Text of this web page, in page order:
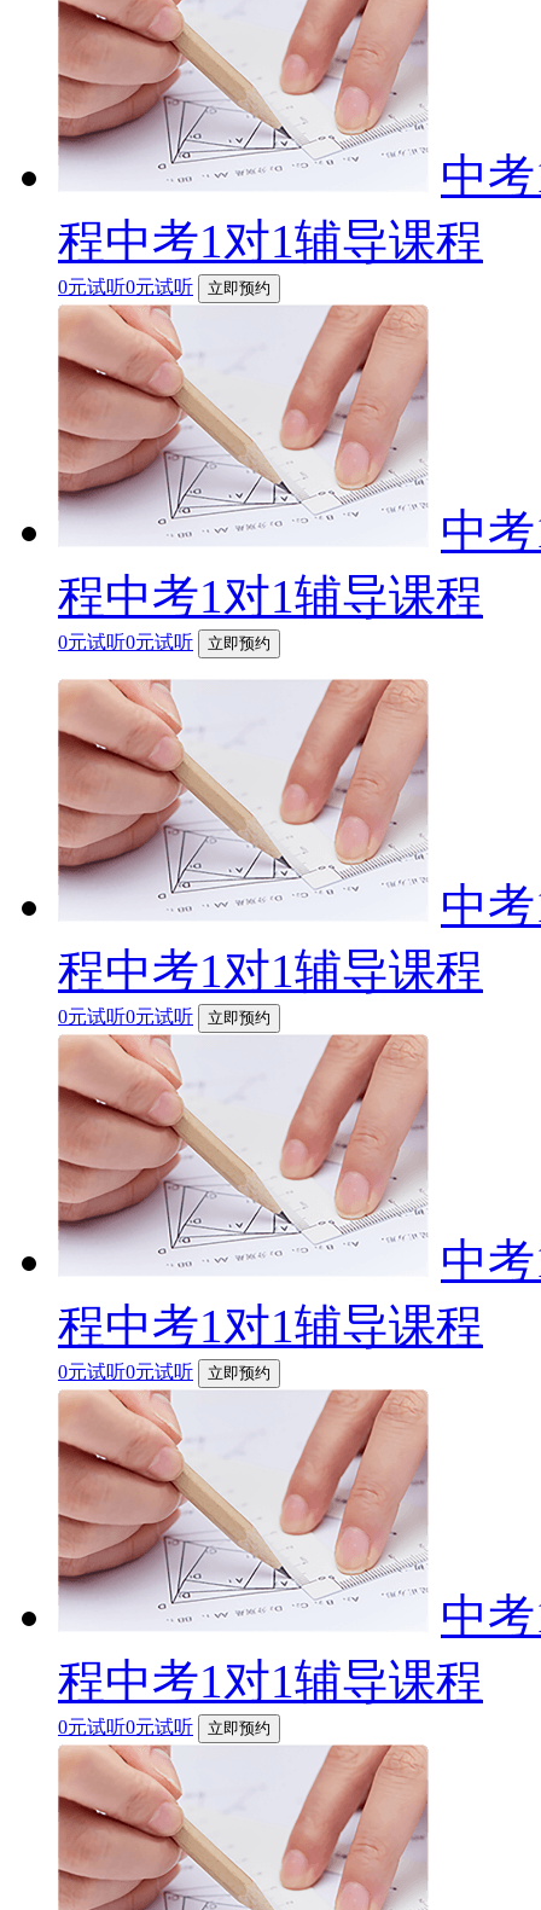
中
程中考1对1辅导课程
0元试听0元试听 立即预约
中
程中考1对1辅导课程
0元试听0元试听 立即预约
中
程中考1对1辅导课程
0元试听0元试听 立即预约
中
程中考1对1辅导课程
0元试听0元试听 立即预约
中
程中考1对1辅导课程
0元试听0元试听 立即预约